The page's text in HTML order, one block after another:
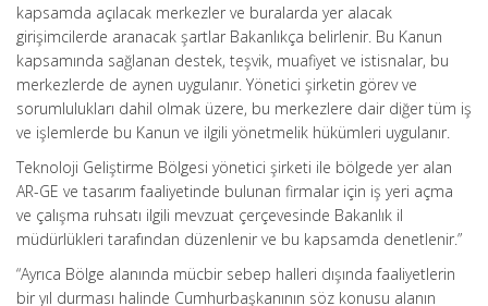
kapsamda açılacak merkezler ve buralarda yer alacak
girişimcilerde aranacak şartlar Bakanlıkça belirlenir. Bu Kanun
kapsamında sağlanan destek, teşvik, muafiyet ve istisnalar, bu
merkezlerde de aynen uygulanır. Yönetici şirketin görev ve
sorumlulukları dahil olmak üzere, bu merkezlere dair diğer tüm iş
ve işlemlerde bu Kanun ve ilgili yönetmelik hükümleri uygulanır.
Teknoloji Geliştirme Bölgesi yönetici şirketi ile bölgede yer alan
AR-GE ve tasarım faaliyetinde bulunan firmalar için iş yeri açma
ve çalışma ruhsatı ilgili mevzuat çerçevesinde Bakanlık il
müdürlükleri tarafından düzenlenir ve bu kapsamda denetlenir.”
“Ayrıca Bölge alanında mücbir sebep halleri dışında faaliyetlerin
bir yıl durması halinde Cumhurbaşkanının söz konusu alanın